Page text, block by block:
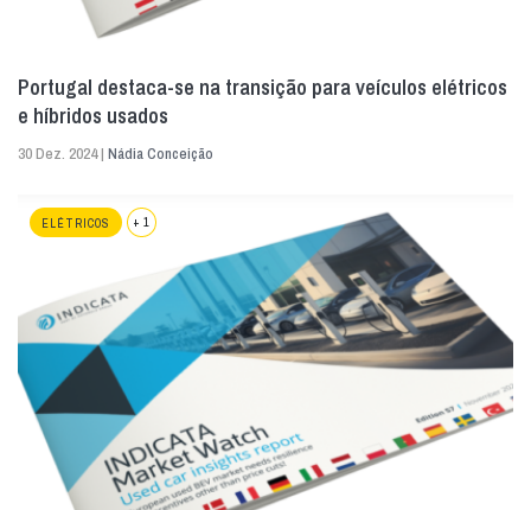
Portugal destaca-se na transição para veículos elétricos
e híbridos usados
30 Dez. 2024 | Nádia Conceição
ELÉTRICOS + 1